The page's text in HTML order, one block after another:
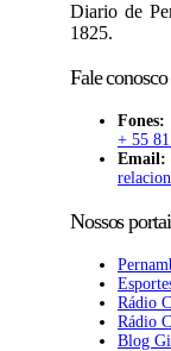
Diario de
1825.
Fale conosco
Fones:
+ 55
Email:
Nossos
Rádio
Rádio
Blog